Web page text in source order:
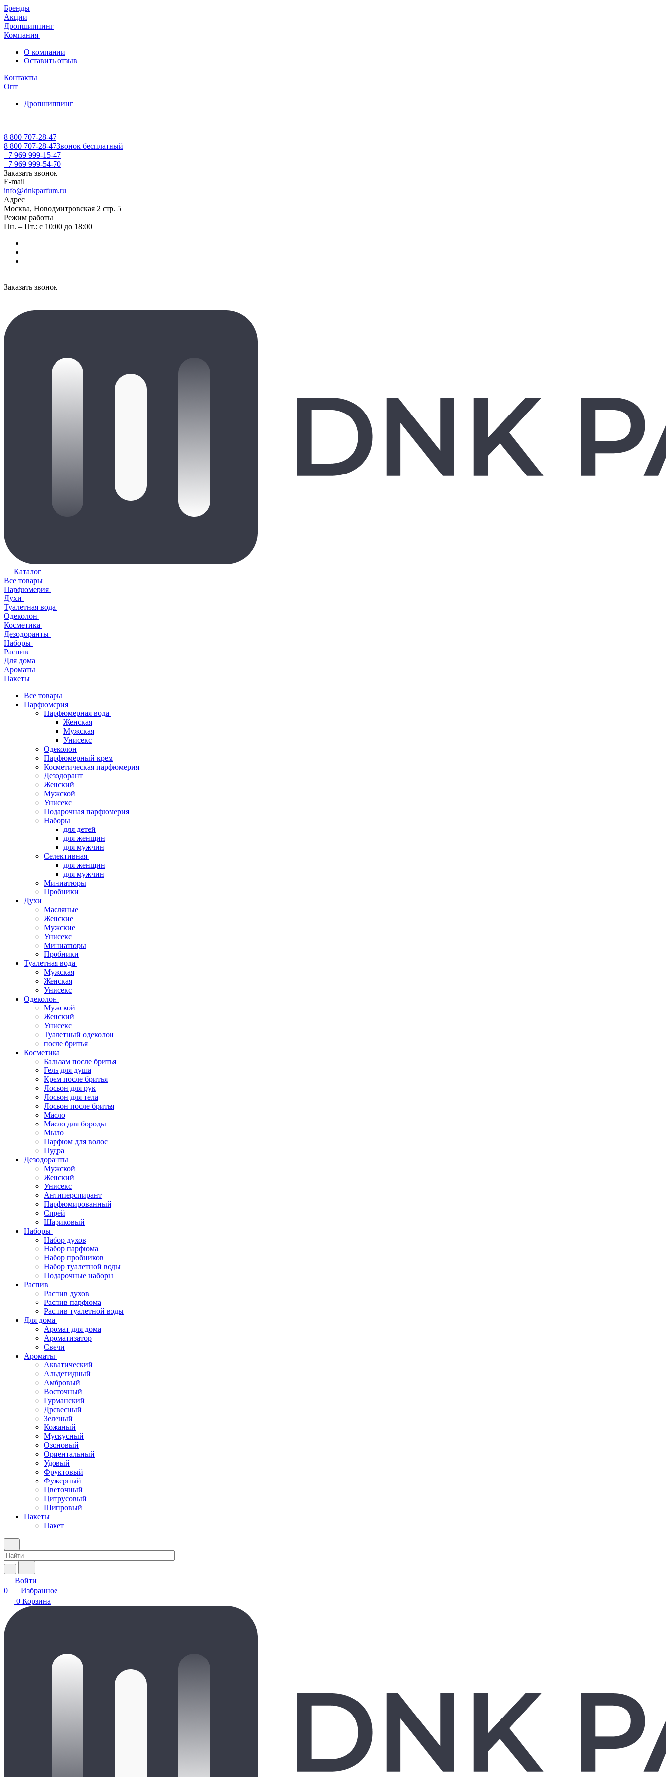
Бренды
Акции
Дропшиппинг
Компания
О компании
Оставить отзыв
Контакты
Опт
Дропшиппинг
8 800 707-28-47
8 800 707-28-47Звонок бесплатный
+7 969 999-15-47
+7 969 999-54-70
Заказать звонок
E-mail
info@dnkparfum.ru
Адрес
Москва, Новодмитровская 2 стр. 5
Режим работы
Пн. – Пт.: с 10:00 до 18:00
Заказать звонок
Каталог
Все товары
Парфюмерия
Духи
Туалетная вода
Одеколон
Косметика
Дезодоранты
Наборы
Распив
Для дома
Ароматы
Пакеты
Все товары
Парфюмерия
Парфюмерная вода
Женская
Мужская
Унисекс
Одеколон
Парфюмерный крем
Косметическая парфюмерия
Дезодорант
Женский
Мужской
Унисекс
Подарочная парфюмерия
Наборы
для детей
для женщин
для мужчин
Селективная
для женщин
для мужчин
Миниатюры
Пробники
Духи
Масляные
Женские
Мужские
Унисекс
Миниатюры
Пробники
Туалетная вода
Мужская
Женская
Унисекс
Одеколон
Мужской
Женский
Унисекс
Туалетный одеколон
после бритья
Косметика
Бальзам после бритья
Гель для душа
Крем после бритья
Лосьон для рук
Лосьон для тела
Лосьон после бритья
Масло
Масло для бороды
Мыло
Парфюм для волос
Пудра
Дезодоранты
Мужской
Женский
Унисекс
Антиперспирант
Парфюмированный
Спрей
Шариковый
Наборы
Набор духов
Набор парфюма
Набор пробников
Набор туалетной воды
Подарочные наборы
Распив
Распив духов
Распив парфюма
Распив туалетной воды
Для дома
Аромат для дома
Ароматизатор
Свечи
Ароматы
Акватический
Альдегидный
Амбровый
Восточный
Гурманский
Древесный
Зеленый
Кожаный
Мускусный
Озоновый
Ориентальный
Удовый
Фруктовый
Фужерный
Цветочный
Цитрусовый
Шипровый
Пакеты
Пакет
Войти
0
Избранное
0 Корзина